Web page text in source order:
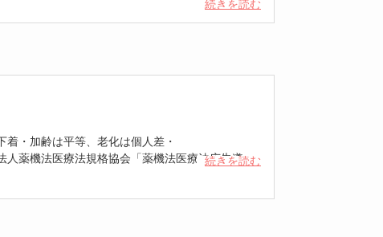
総合的な診療を行っている。
続きを読む
・加齢は平等、老化は個人差・
人薬機法医療法規格協会「薬機法医療法広告遵守
続きを読む